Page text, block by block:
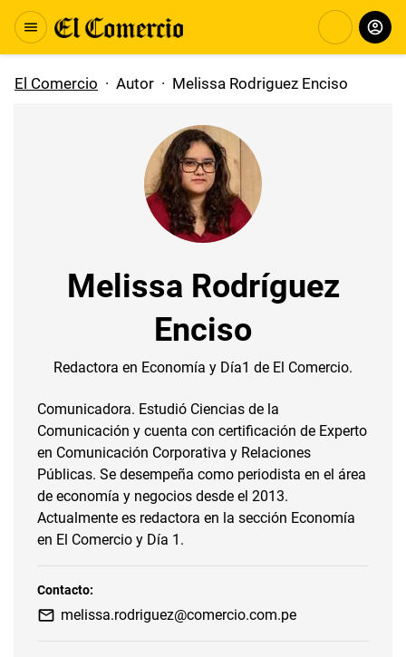
El Comercio · Autor · Melissa Rodriguez Enciso
Melissa Rodríguez
Enciso
Redactora en Economía y Día1 de El Comercio.
Comunicadora. Estudió Ciencias de la
Comunicación y cuenta con certificación de Experto
en Comunicación Corporativa y Relaciones
Públicas. Se desempeña como periodista en el área
de economía y negocios desde el 2013.
Actualmente es redactora en la sección Economía
en El Comercio y Día 1.
Contacto:
melissa.rodriguez@comercio.com.pe